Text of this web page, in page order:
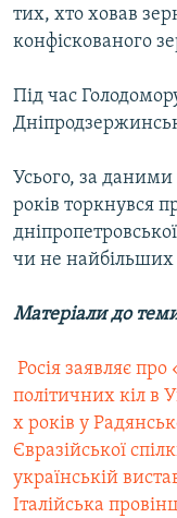
тих, хто ховав
конфіскованого
Під час
Усього, за даними
років торкнувся
чи не найбільших
Матеріали до
 Росія заявляє
політичних кіл в
х років у
Євразійської
українській
Італійська